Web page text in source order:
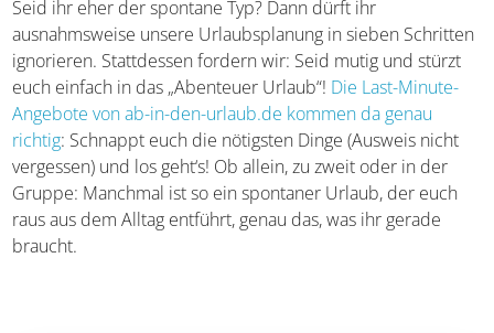
schade, wenn dieses am Ende aus Platz- oder
Gewichtsgründen nicht mitkommen könnte!
Alternative: Spontan sein!
Seid ihr eher der spontane Typ? Dann dürft ihr
ausnahmsweise unsere Urlaubsplanung in sieben
Schritten ignorieren. Stattdessen fordern wir: Seid mutig
und stürzt euch einfach in das „Abenteuer Urlaub“!Die
Last-Minute-Angebote von ab-in-den-urlaub.de kommen